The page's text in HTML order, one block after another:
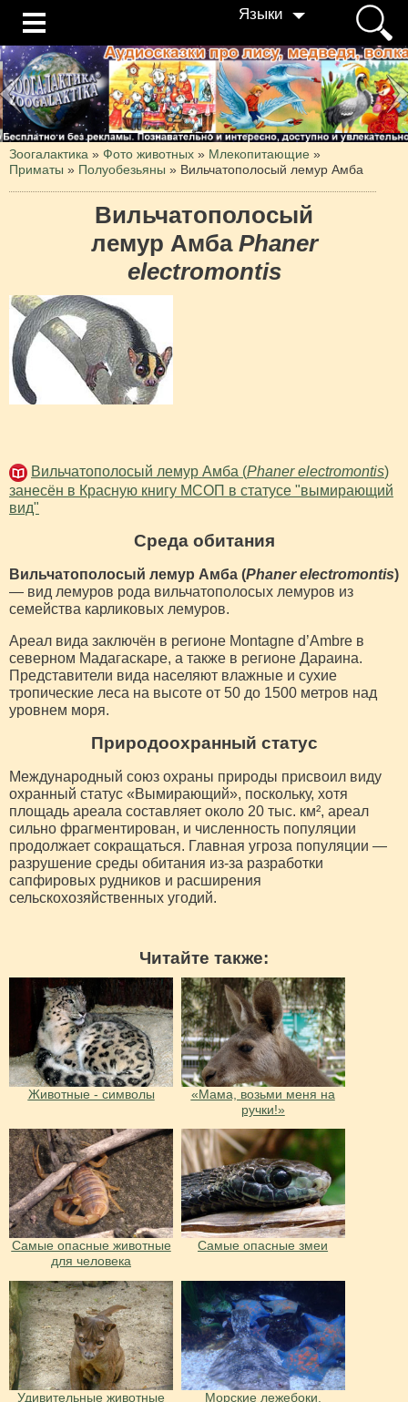
Языки
Зоогалактика » Фото животных » Млекопитающие »
Приматы » Полуобезьяны » Вильчатополосый лемур Амба
Вильчатополосый
лемур Амба Phaner
electromontis
Вильчатополосый лемур Амба (Phaner electromontis)
занесён в Красную книгу МСОП в статусе "вымирающий
вид"
Среда обитания
Вильчатополосый лемур Амба (Phaner electromontis)
— вид лемуров рода вильчатополосых лемуров из
семейства карликовых лемуров.
Ареал вида заключён в регионе Montagne d’Ambre в
северном Мадагаскаре, а также в регионе Дараина.
Представители вида населяют влажные и сухие
тропические леса на высоте от 50 до 1500 метров над
уровнем моря.
Природоохранный статус
Международный союз охраны природы присвоил виду
охранный статус «Вымирающий», поскольку, хотя
площадь ареала составляет около 20 тыс. км², ареал
сильно фрагментирован, и численность популяции
продолжает сокращаться. Главная угроза популяции —
разрушение среды обитания из-за разработки
сапфировых рудников и расширения
сельскохозяйственных угодий.
Читайте также:
Животные - символы
«Мама, возьми меня на
ручки!»
Самые опасные животные
для человека
Самые опасные змеи
Удивительные животные
Морские лежебоки.